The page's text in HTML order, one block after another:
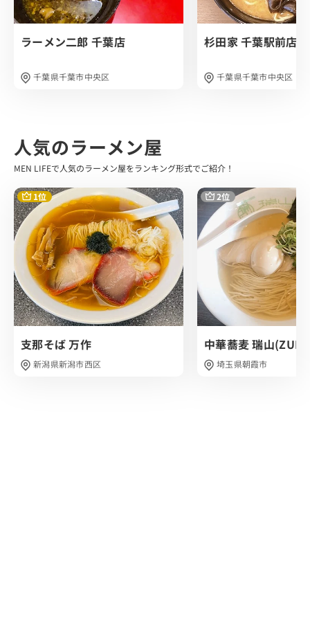
ラーメン二郎 千葉店
千葉県千葉市中央区
杉田家 千葉駅前店
千葉県千葉市中央区
人気のラーメン屋
MEN LIFEで人気のラーメン屋をランキング形式でご紹介！
1位
支那そば 万作
新潟県新潟市西区
2位
中華蕎麦 瑞山
埼玉県朝霞市